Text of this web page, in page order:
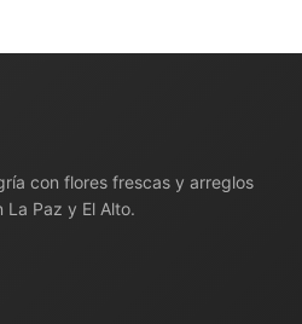
con flores frescas y arreglos
La Paz y El Alto.